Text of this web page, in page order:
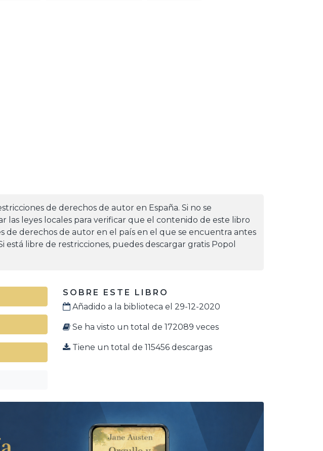
de derechos de autor en España. Si no se
las leyes locales para verificar que el contenido de este libro
de derechos de autor en el país en el que se encuentra antes
está libre de restricciones, puedes descargar gratis Popol
SOBRE ESTE LIBRO
Añadido a la biblioteca el 29-12-2020
Se ha visto un total de 172089 veces
Tiene un total de 115456 descargas